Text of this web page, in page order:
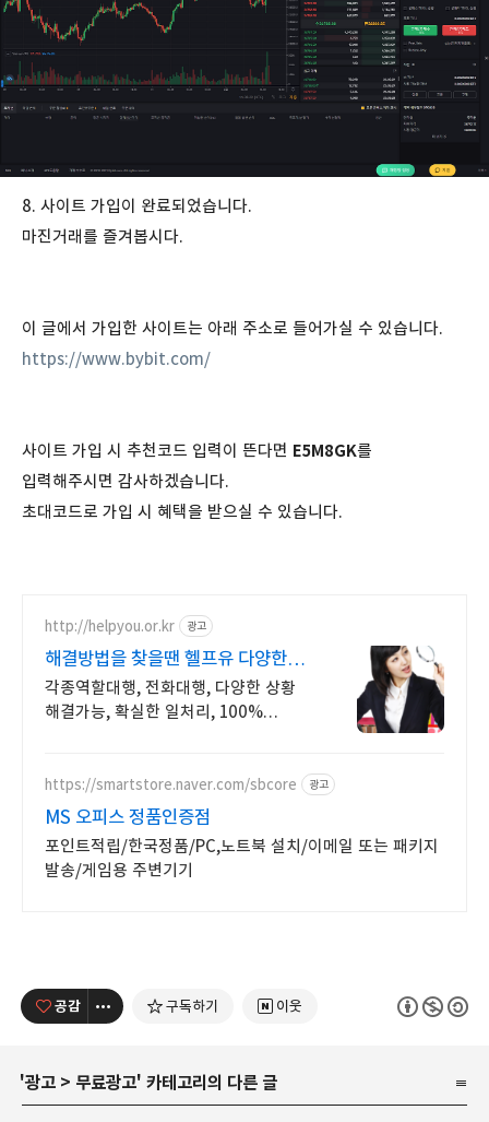
8. 사이트 가입이 완료되었습니다.
마진거래를 즐겨봅시다.
이 글에서 가입한 사이트는 아래 주소로 들어가실 수 있습니다.
https://www.bybit.com/
사이트 가입 시 추천코드 입력이 뜬다면 E5M8GK를
입력해주시면 감사하겠습니다.
초대코드로 가입 시 혜택을 받으실 수 있습니다.
http://helpyou.or.kr 광고
해결방법을 찾을땐 헬프유 다양한
상황 해결가능한 업체
각종역할대행, 전화대행, 다양한 상황
해결가능, 확실한 일처리, 100%
해결이 가능합니다.
https://smartstore.naver.com/sbcore 광고
MS 오피스 정품인증점
포인트적립/한국정품/PC,노트북 설치/이메일 또는 패키지
발송/게임용 주변기기
공감 구독하기 이웃
'광고 > 무료광고' 카테고리의 다른 글